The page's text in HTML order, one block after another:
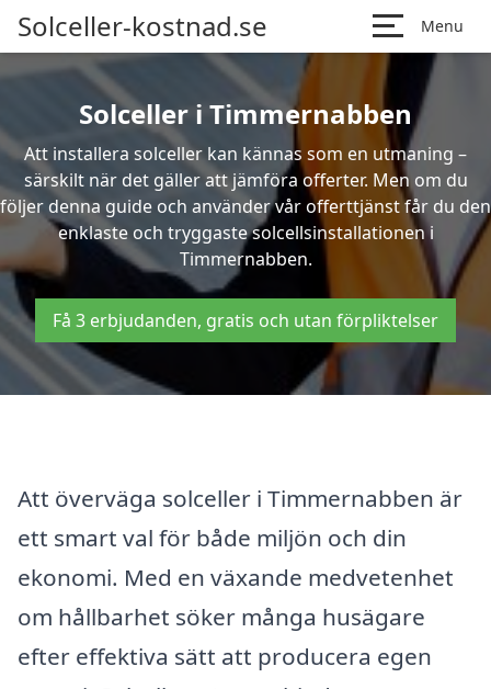
Solceller-kostnad.se Menu
Solceller i Timmernabben
Att installera solceller kan kännas som en utmaning –
särskilt när det gäller att jämföra offerter. Men om du
följer denna guide och använder vår offerttjänst får du den
enklaste och tryggaste solcellsinstallationen i
Timmernabben.
Få 3 erbjudanden, gratis och utan förpliktelser
Att överväga solceller i Timmernabben är
ett smart val för både miljön och din
ekonomi. Med en växande medvetenhet
om hållbarhet söker många husägare
efter effektiva sätt att producera egen